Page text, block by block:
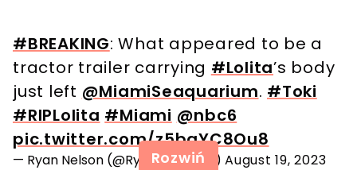
#BREAKING: What appeared to be a
tractor trailer carrying #Lolita’s body
just left @MiamiSeaquarium. #Toki
#RIPLolita #Miami @nbc6
pic.twitter.com/z5baYC8Ou8
— Ryan Nelson (@RyanNelsonTV) August 19, 2023
Rozwiń